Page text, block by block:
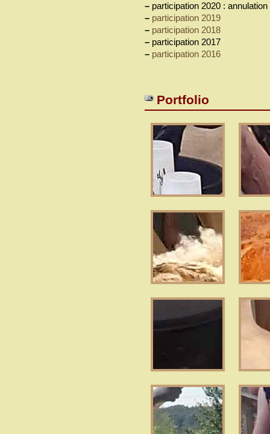
– participation 2020 :
– participation 2019
– participation 2018
– participation 2017
– participation 2016
Portfolio